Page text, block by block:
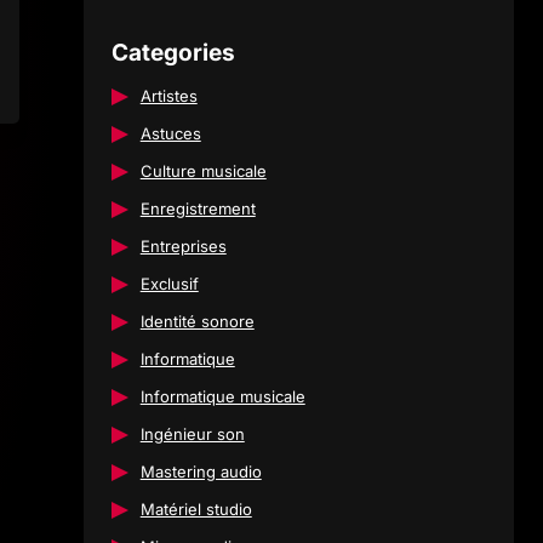
Categories
Artistes
Astuces
Culture musicale
Enregistrement
Entreprises
Exclusif
Identité sonore
Informatique
Informatique musicale
Ingénieur son
Mastering audio
Matériel studio